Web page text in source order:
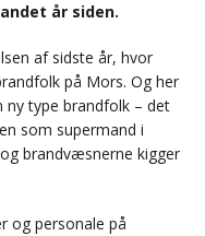
år siden.
af sidste år, hvor
på Mors. Og her
type brandfolk – det
som supermand i
brandvæsnerne kigger
og personale på